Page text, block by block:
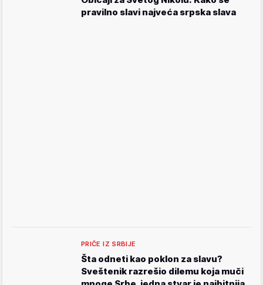
pravilno slavi najveća srpska slava
PRIČE IZ SRBIJE
Šta odneti kao poklon za slavu?
Sveštenik razrešio dilemu koja muči